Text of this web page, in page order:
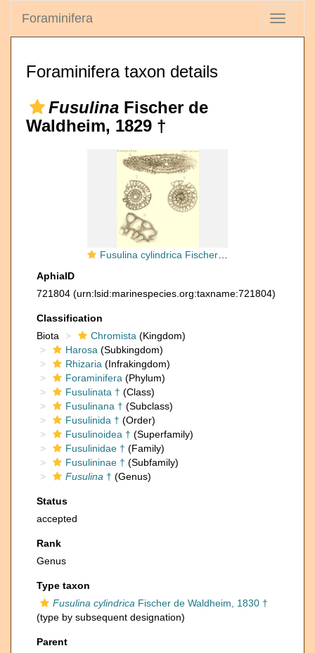
Toggle
Foraminifera
Foraminifera taxon details
Fusulina Fischer de
Waldheim, 1829 †
Fusulina cylindrica Fischer De Waldheim, 1830
AphiaID
721804 (urn:lsid:marinespecies.org:taxname:721804)
Classification
Biota
Chromista (Kingdom)
Harosa (Subkingdom)
Rhizaria (Infrakingdom)
Foraminifera (Phylum)
Fusulinata † (Class)
Fusulinana † (Subclass)
Fusulinida † (Order)
Fusulinoidea † (Superfamily)
Fusulinidae † (Family)
Fusulininae † (Subfamily)
Fusulina † (Genus)
Status
accepted
Rank
Genus
Type taxon
Fusulina cylindrica Fischer de Waldheim, 1830 †
(type by subsequent designation)
Parent